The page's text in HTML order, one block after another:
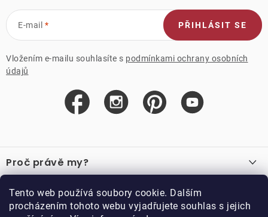
Tento web používá soubory cookie. Dalším
procházením tohoto webu vyjadřujete souhlas s jejich
E-mail
Vložením e-mailu souhlasíte s podmínkami ochrany osobních
údajů
PŘIHLÁSIT SE
á
p
a
Proč právě my?
Recenze
Důležité odkazy
Velkoobchod